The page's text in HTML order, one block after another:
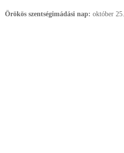
Örökös szentségimádási nap: október 25.